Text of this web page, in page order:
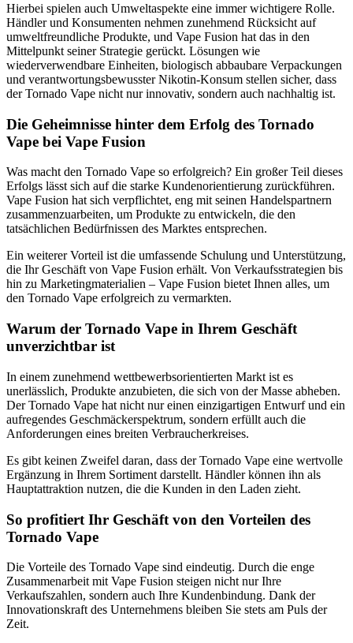
Hierbei spielen auch Umweltaspekte eine immer wichtigere Rolle.
Händler und Konsumenten nehmen zunehmend Rücksicht auf
umweltfreundliche Produkte, und Vape Fusion hat das in den
Mittelpunkt seiner Strategie gerückt. Lösungen wie
wiederverwendbare Einheiten, biologisch abbaubare Verpackungen
und verantwortungsbewusster Nikotin-Konsum stellen sicher, dass
der Tornado Vape nicht nur innovativ, sondern auch nachhaltig ist.
Die Geheimnisse hinter dem Erfolg des Tornado
Vape bei Vape Fusion
Was macht den Tornado Vape so erfolgreich? Ein großer Teil dieses
Erfolgs lässt sich auf die starke Kundenorientierung zurückführen.
Vape Fusion hat sich verpflichtet, eng mit seinen Handelspartnern
zusammenzuarbeiten, um Produkte zu entwickeln, die den
tatsächlichen Bedürfnissen des Marktes entsprechen.
Ein weiterer Vorteil ist die umfassende Schulung und Unterstützung,
die Ihr Geschäft von Vape Fusion erhält. Von Verkaufsstrategien bis
hin zu Marketingmaterialien – Vape Fusion bietet Ihnen alles, um
den Tornado Vape erfolgreich zu vermarkten.
Warum der Tornado Vape in Ihrem Geschäft
unverzichtbar ist
In einem zunehmend wettbewerbsorientierten Markt ist es
unerlässlich, Produkte anzubieten, die sich von der Masse abheben.
Der Tornado Vape hat nicht nur einen einzigartigen Entwurf und ein
aufregendes Geschmäckerspektrum, sondern erfüllt auch die
Anforderungen eines breiten Verbraucherkreises.
Es gibt keinen Zweifel daran, dass der Tornado Vape eine wertvolle
Ergänzung in Ihrem Sortiment darstellt. Händler können ihn als
Hauptattraktion nutzen, die die Kunden in den Laden zieht.
So profitiert Ihr Geschäft von den Vorteilen des
Tornado Vape
Die Vorteile des Tornado Vape sind eindeutig. Durch die enge
Zusammenarbeit mit Vape Fusion steigen nicht nur Ihre
Verkaufszahlen, sondern auch Ihre Kundenbindung. Dank der
Innovationskraft des Unternehmens bleiben Sie stets am Puls der
Zeit.